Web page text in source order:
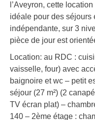
l’Aveyron, cette
idéale pour des séjours
indépendante, sur 3
pièce de jour est
Location: au RDC :
vaisselle, four) avec
baignoire et wc – petit
séjour (27 m²) (2
TV écran plat) –
140 – 2ème étage :